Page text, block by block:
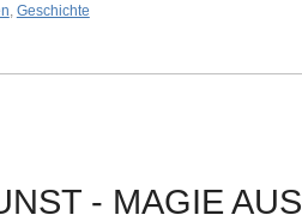
, Geschichte
- MAGIE AUS